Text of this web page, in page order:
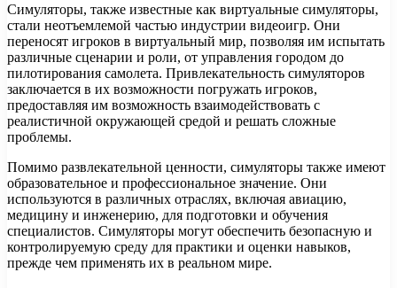
Симуляторы, также известные как виртуальные симуляторы,
стали неотъемлемой частью индустрии видеоигр. Они
переносят игроков в виртуальный мир, позволяя им испытать
различные сценарии и роли, от управления городом до
пилотирования самолета. Привлекательность симуляторов
заключается в их возможности погружать игроков,
предоставляя им возможность взаимодействовать с
реалистичной окружающей средой и решать сложные
проблемы.
Помимо развлекательной ценности, симуляторы также имеют
образовательное и профессиональное значение. Они
используются в различных отраслях, включая авиацию,
медицину и инженерию, для подготовки и обучения
специалистов. Симуляторы могут обеспечить безопасную и
контролируемую среду для практики и оценки навыков,
прежде чем применять их в реальном мире.